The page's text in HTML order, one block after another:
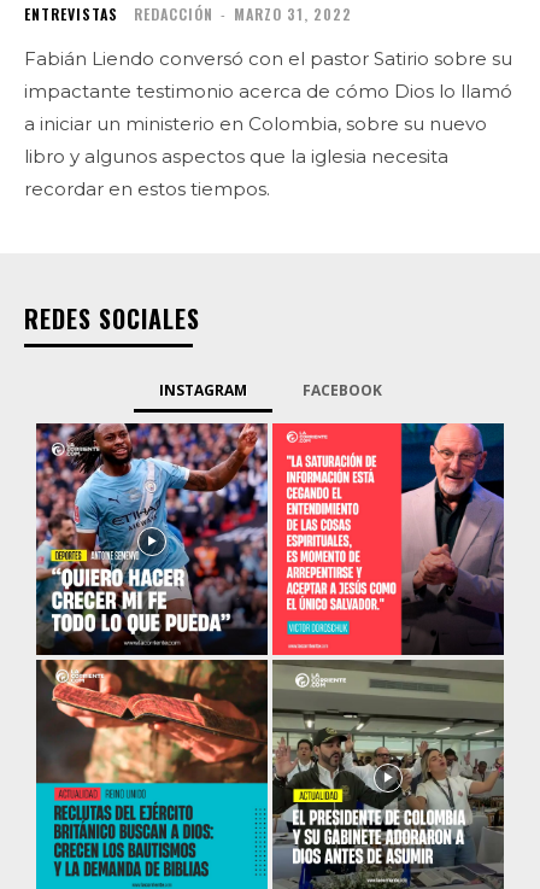
ENTREVISTAS REDACCIÓN - MARZO 31, 2022
Fabián Liendo conversó con el pastor Satirio sobre su
impactante testimonio acerca de cómo Dios lo llamó
a iniciar un ministerio en Colombia, sobre su nuevo
libro y algunos aspectos que la iglesia necesita
recordar en estos tiempos.
REDES SOCIALES
INSTAGRAM FACEBOOK